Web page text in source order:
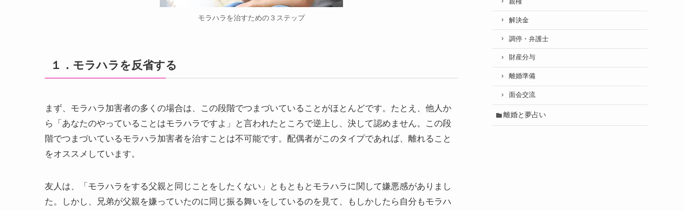
モラハラを治すための３ステップ
１．モラハラを反省する
まず、モラハラ加害者の多くの場合は、この段階でつまづいていることがほとんどです。たとえ、他人か
ら「あなたのやっていることはモラハラですよ」と言われたところで逆上し、決して認めません。この段
階でつまづいているモラハラ加害者を治すことは不可能です。配偶者がこのタイプであれば、離れること
をオススメしています。
友人は、「モラハラをする父親と同じことをしたくない」ともともとモラハラに関して嫌悪感がありまし
た。しかし、兄弟が父親を嫌っていたのに同じ振る舞いをしているのを見て、もしかしたら自分もモラハ
解決金
調停・弁護士
財産分与
離婚準備
面会交流
離婚と夢占い